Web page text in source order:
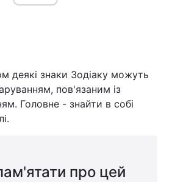
деякі знаки Зодіаку можуть
пов'язаним із
Головне - знайти в собі
про цей